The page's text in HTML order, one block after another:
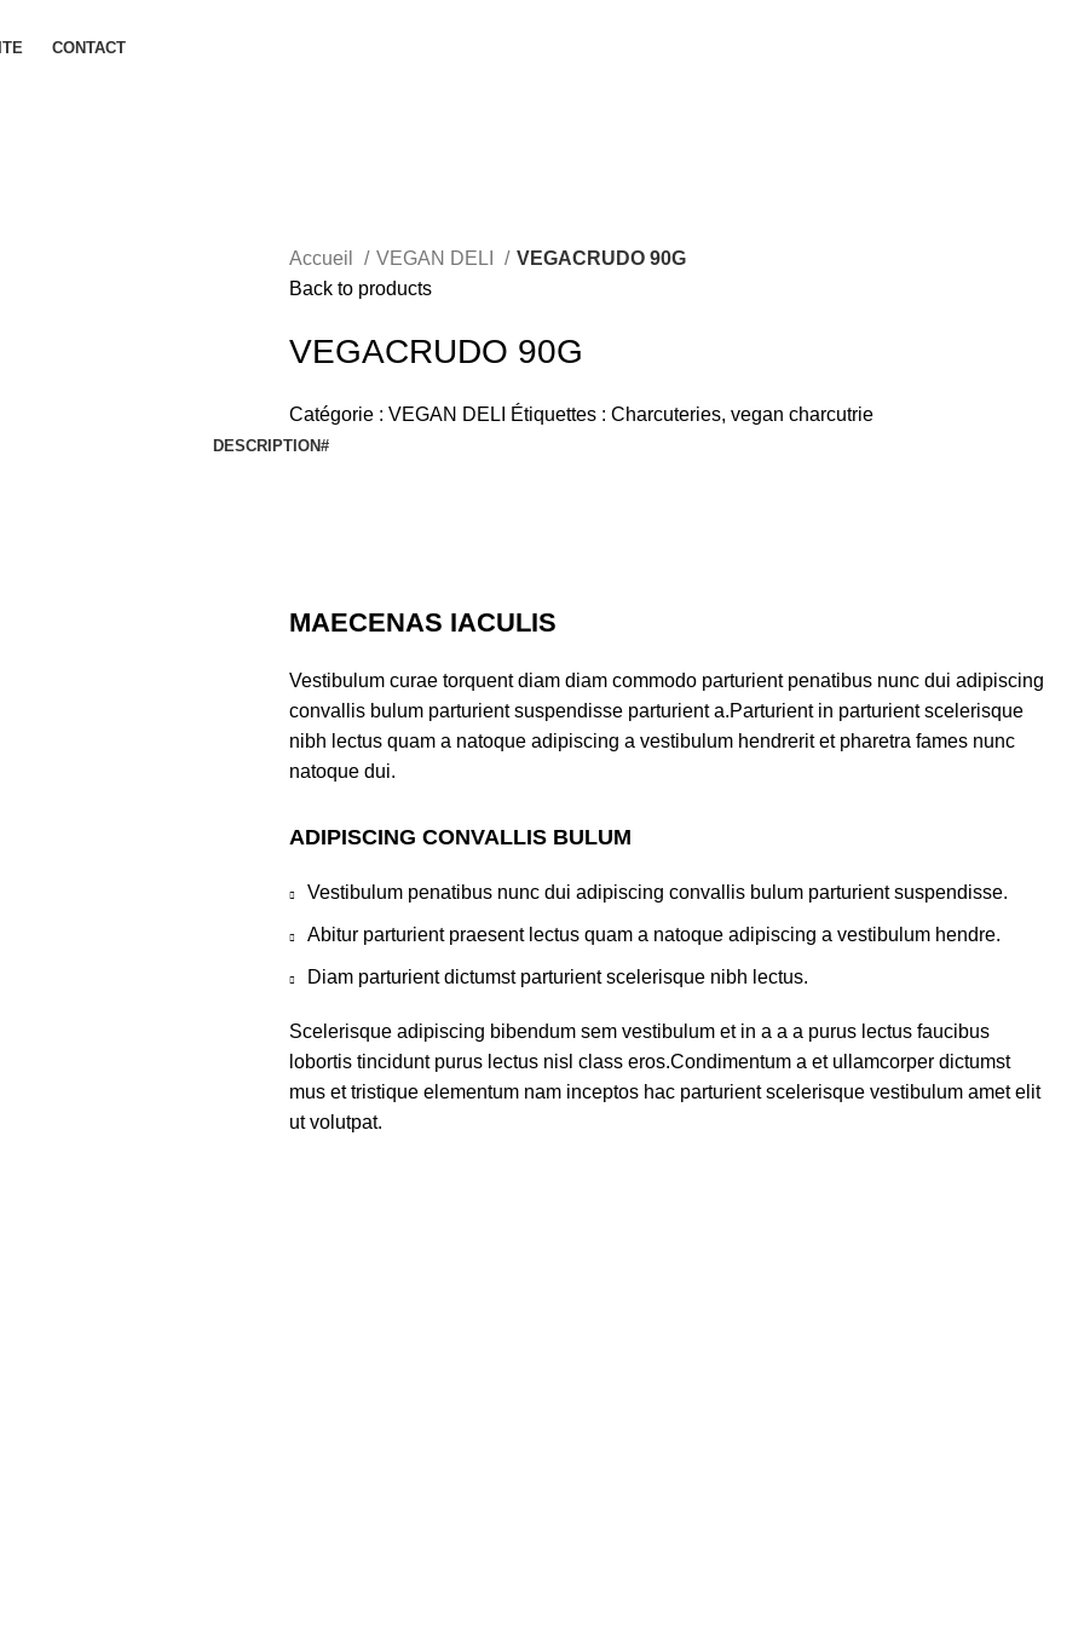
CONTACT
Accueil VEGAN DELI
VEGACRUDO 90G
Back to products
VEGACRUDO 90G
Catégorie : VEGAN DELI Étiquettes : Charcuteries, vegan charcutrie
DESCRIPTION#
MAECENAS IACULIS
Vestibulum curae torquent diam diam commodo parturient penatibus nunc dui adipiscing
convallis bulum parturient suspendisse parturient a.Parturient in parturient scelerisque
nibh lectus quam a natoque adipiscing a vestibulum hendrerit et pharetra fames nunc
natoque dui.
ADIPISCING CONVALLIS BULUM
Vestibulum penatibus nunc dui adipiscing convallis bulum parturient suspendisse.
Abitur parturient praesent lectus quam a natoque adipiscing a vestibulum hendre.
Diam parturient dictumst parturient scelerisque nibh lectus.
Scelerisque adipiscing bibendum sem vestibulum et in a a a purus lectus faucibus
lobortis tincidunt purus lectus nisl class eros.Condimentum a et ullamcorper dictumst
mus et tristique elementum nam inceptos hac parturient scelerisque vestibulum amet elit
ut volutpat.